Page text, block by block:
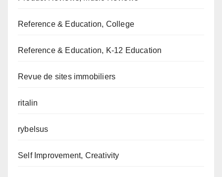
Reference & Education, College
Reference & Education, K-12 Education
Revue de sites immobiliers
ritalin
rybelsus
Self Improvement, Creativity